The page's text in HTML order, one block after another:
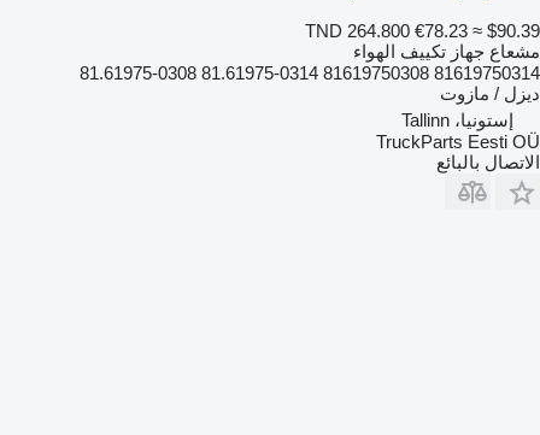
TND 264.800 €78.23 ≈ $90.39
مشعاع جهاز تكييف الهواء
81619750314 81619750308 81.61975-0314 81.61975-0308
ديزل / مازوت
إستونيا، Tallinn
TruckParts Eesti OÜ
الاتصال بالبائع